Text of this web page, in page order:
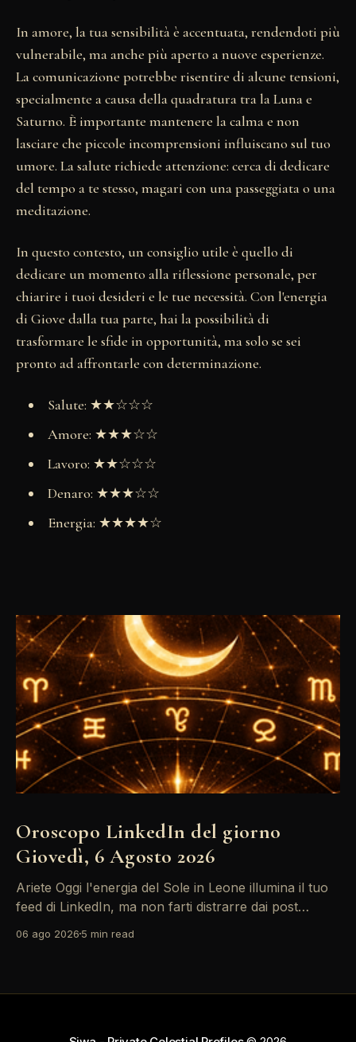
In amore, la tua sensibilità è accentuata, rendendoti più
vulnerabile, ma anche più aperto a nuove esperienze.
La comunicazione potrebbe risentire di alcune tensioni,
specialmente a causa della quadratura tra la Luna e
Saturno. È importante mantenere la calma e non
lasciare che piccole incomprensioni influiscano sul tuo
umore. La salute richiede attenzione: cerca di dedicare
del tempo a te stesso, magari con una passeggiata o una
meditazione.
In questo contesto, un consiglio utile è quello di
dedicare un momento alla riflessione personale, per
chiarire i tuoi desideri e le tue necessità. Con l'energia
di Giove dalla tua parte, hai la possibilità di
trasformare le sfide in opportunità, ma solo se sei
pronto ad affrontarle con determinazione.
Salute: ★★☆☆☆
Amore: ★★★☆☆
Lavoro: ★★☆☆☆
Denaro: ★★★☆☆
Energia: ★★★★☆
Oroscopo LinkedIn del giorno
Giovedì, 6 Agosto 2026
Ariete Oggi l'energia del Sole in Leone illumina il tuo
feed di LinkedIn, ma non farti distrarre dai post
tuoi desideri professionali! Giove ti spinge verso il
06 ago 2026 5 min read